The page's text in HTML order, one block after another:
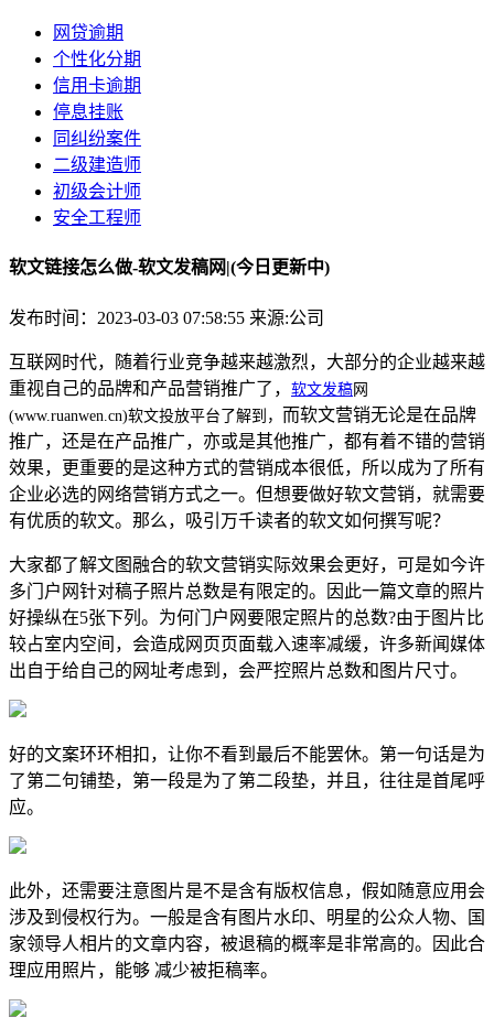
网贷逾期
个性化分期
信用卡逾期
停息挂账
同纠纷案件
二级建造师
初级会计师
安全工程师
软文链接怎么做-软文发稿网|(今日更新中)
发布时间：2023-03-03 07:58:55 来源:公司
互联网时代，随着行业竞争越来越激烈，大部分的企业越来越
重视自己的品牌和产品营销推广了， 软文发稿网
(www.ruanwen.cn)软文投放平台了解到， 而软文营销无论是在品牌
推广，还是在产品推广，亦或是其他推广，都有着不错的营销
效果，更重要的是这种方式的营销成本很低，所以成为了所有
企业必选的网络营销方式之一。但想要做好软文营销，就需要
有优质的软文。那么，吸引万千读者的软文如何撰写呢？
大家都了解文图融合的软文营销实际效果会更好，可是如今许
多门户网针对稿子照片总数是有限定的。因此一篇文章的照片
好操纵在5张下列。为何门户网要限定照片的总数?由于图片比
较占室内空间，会造成网页页面载入速率减缓，许多新闻媒体
出自于给自己的网址考虑到，会严控照片总数和图片尺寸。
好的文案环环相扣，让你不看到最后不能罢休。第一句话是为
了第二句铺垫，第一段是为了第二段垫，并且，往往是首尾呼
应。
此外，还需要注意图片是不是含有版权信息，假如随意应用会
涉及到侵权行为。一般是含有图片水印、明星的公众人物、国
家领导人相片的文章内容，被退稿的概率是非常高的。因此合
理应用照片，能够 减少被拒稿率。